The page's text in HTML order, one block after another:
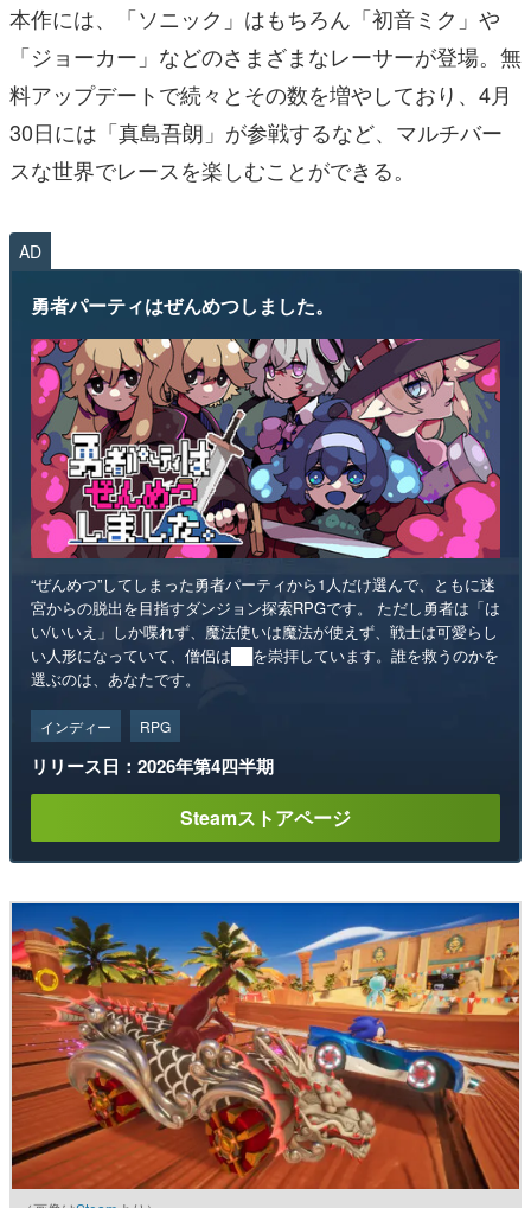
本作には、「ソニック」はもちろん「初音ミク」や
「ジョーカー」などのさまざまなレーサーが登場。無
料アップデートで続々とその数を増やしており、4月
30日には「真島吾朗」が参戦するなど、マルチバー
スな世界でレースを楽しむことができる。
AD
勇者パーティはぜんめつしました。
“ぜんめつ”してしまった勇者パーティから1人だけ選んで、ともに迷
宮からの脱出を目指すダンジョン探索RPGです。 ただし勇者は「は
い/いいえ」しか喋れず、魔法使いは魔法が使えず、戦士は可愛らし
い人形になっていて、僧侶は██を崇拝しています。誰を救うのかを
選ぶのは、あなたです。
インディー RPG
リリース日：2026年第4四半期
Steamストアページ